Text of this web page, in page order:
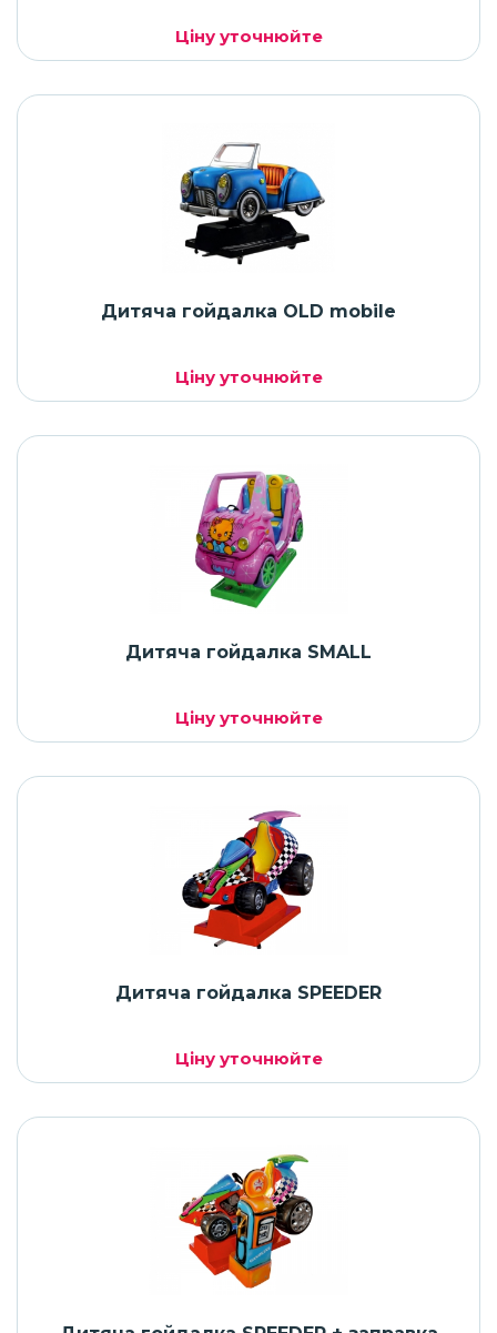
Ціну уточнюйте
Дитяча гойдалка OLD mobile
Ціну уточнюйте
Дитяча гойдалка SMALL
Ціну уточнюйте
Дитяча гойдалка SPEEDER
Ціну уточнюйте